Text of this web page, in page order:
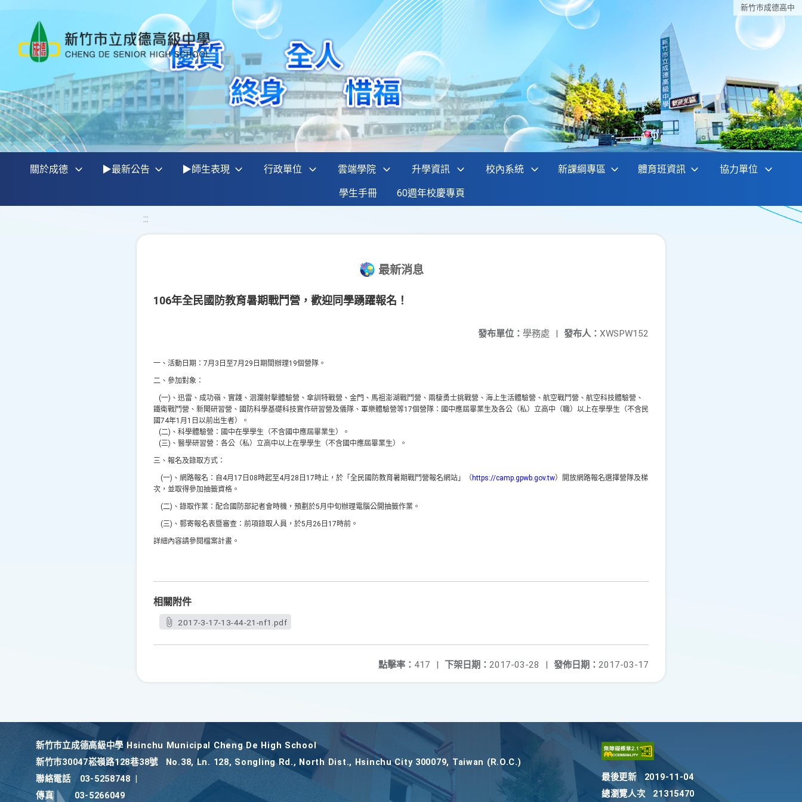
新竹巿成德高中
關於成德 ▶最新公告 ▶師生表現 行政單位 雲端學院 升學資訊 校內系統 新課綱專區 體育班資訊 協力單位
學生手冊 60週年校慶專頁
:::
最新消息
106年全民國防教育暑期戰鬥營，歡迎同學踴躍報名！
發布人： XWSPW152
發布單位： 學務處 |
一、活動日期： 7月 3 日至7月 29 日期間辦理19個營隊。
二、參加對象：
(一) 、迅雷、成功嶺、實踐、洄瀾射擊體驗營、傘訓特戰營、金門、馬祖澎湖戰鬥營、兩棲勇士挑戰營、海上生活體驗營、航空戰鬥營、航空科技體驗營、
鐵衛戰鬥營、新聞研習營、國防科學基礎科技實作研習營及儀隊、軍樂體驗營等17個營隊：國中應屆畢業生及各公（私）立高中（職）以上在學學生 （不含民
國74年1 月 1 日以前出生者）。
(二) 、科學體驗營：國中在學學生（不含國中應屆畢業生）。
(三) 、醫學研習營：各公（私）立高中以上在學學生（不含國中應屆畢業生）。
三、報名及錄取方式：
(一) 、網路報名：自 4月 17 日 08時起至4月 28 日 17時止，於「全民國防教育暑期戰鬥營報名網站」（https://camp.gpwb.gov.tw）開放網路報名選擇營隊及梯
次，並取得參加抽籤資格。
(二) 、錄取作業：配合國防部記者會時機，預劃於5月中旬辦理電腦公開抽籤作業。
(三) 、郵寄報名表暨審查：前項錄取人員，於5月 26 日 17時前。
詳細內容請參閱檔案計畫。
相關附件
2017-3-17-13-44-21-nf1.pdf
發佈日期： 2017-03-17
下架日期： 2017-03-28 |
點擊率： 417 |
新竹巿立成德高級中學 Hsinchu Municipal Cheng De High School
新竹巿30047崧嶺路128巷38號
No.38, Ln. 128, Songling Rd., North Dist., Hsinchu City 300079, Taiwan (R.O.C.)
聯絡電話
03-5258748
傳真
03-5266049
最後更新
2019-11-04
總瀏覽人次
21315470